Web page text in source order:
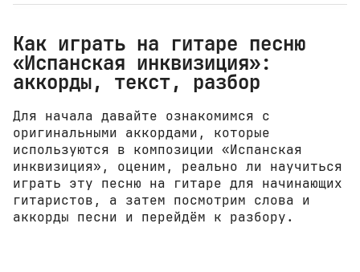
Как играть на гитаре песню
«Испанская инквизиция»:
аккорды, текст, разбор
Для начала давайте ознакомимся с
оригинальными аккордами, которые
используются в композиции «Испанская
инквизиция», оценим, реально ли научиться
играть эту песню на гитаре для начинающих
гитаристов, а затем посмотрим слова и
аккорды песни и перейдём к разбору.